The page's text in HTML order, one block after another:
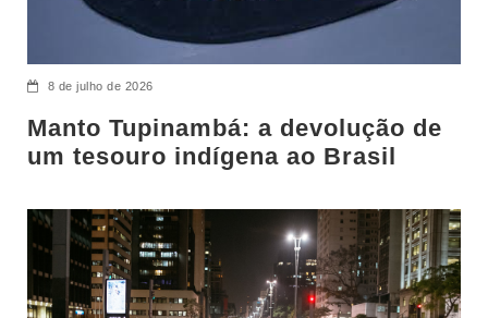
8 de julho de 2026
Manto Tupinambá: a devolução de
um tesouro indígena ao Brasil